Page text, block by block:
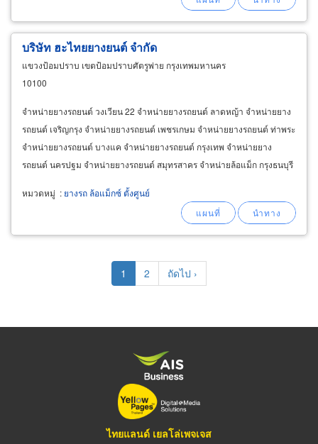
บริษัท ฮะไทยยางยนต์ จำกัด
แขวงป้อมปราบ เขตป้อมปราบศัตรูพ่าย กรุงเทพมหานคร
10100
จำหน่ายยางรถยนต์ วงเวียน 22 จำหน่ายยางรถยนต์ ลาดหญ้า จำหน่ายยาง
รถยนต์ เจริญกรุง จำหน่ายยางรถยนต์ เพชรเกษม จำหน่ายยางรถยนต์ ท่าพระ
จำหน่ายยางรถยนต์ บางแค จำหน่ายยางรถยนต์ กรุงเทพ จำหน่ายยาง
รถยนต์ นครปฐม จำหน่ายยางรถยนต์ สมุทรสาคร จำหน่ายล้อแม็ก กรุงธนบุรี
หมวดหมู่ : ยางรถ ล้อแม็กซ์ ตั้งศูนย์
Current
page
1 Page
2
Next
page
ถัดไป ›
ไทยแลนด์ เยลโล่เพจเจส